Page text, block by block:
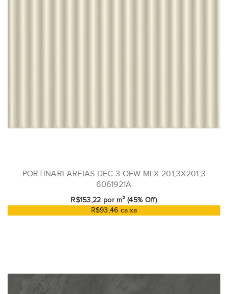
PORTINARI AREIAS DEC 3 OFW MLX 201,3X201,3
6061921A
R$153,22 por m² (45% Off)
R$93,46 caixa